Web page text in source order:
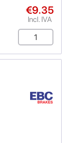
€9.35
Incl. IVA